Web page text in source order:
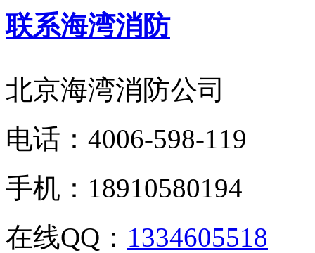
联系海湾消防
北京海湾消防公司
电话： 4006-598-119
手机： 18910580194
在线QQ： 1334605518